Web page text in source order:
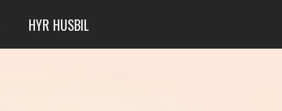
HYR HUSBIL